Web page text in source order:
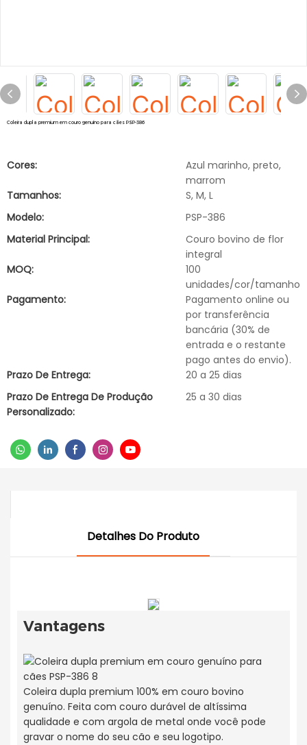
Coleira dupla premium em couro genuíno para cães PSP-386
Cores:
Azul marinho, preto,
marrom
Tamanhos:
S, M, L
Modelo:
PSP-386
Material Principal:
Couro bovino de flor
integral
MOQ:
100
unidades/cor/tamanho
Pagamento:
Pagamento online ou
por transferência
bancária (30% de
entrada e o restante
pago antes do envio).
Prazo De Entrega:
20 a 25 dias
Prazo De Entrega De Produção
Personalizado:
25 a 30 dias
Detalhes Do Produto
Vantagens
Coleira dupla premium 100% em couro bovino
genuíno. Feita com couro durável de altíssima
qualidade e com argola de metal onde você pode
gravar o nome do seu cão e seu logotipo.